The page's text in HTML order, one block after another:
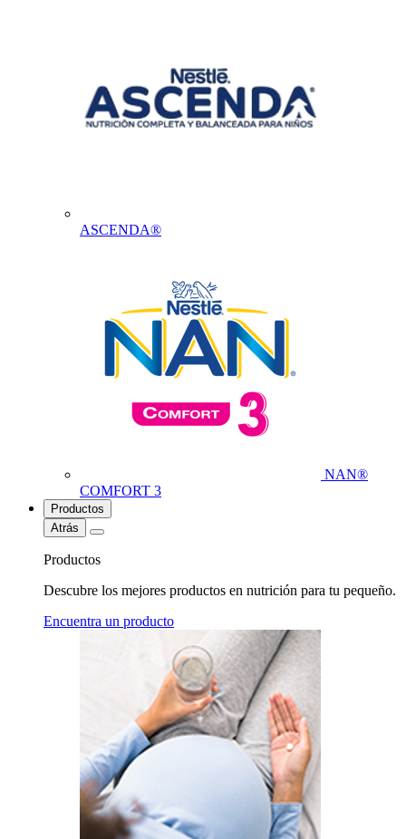
ASCENDA®
NAN®
COMFORT 3
Productos
Atrás
Productos
Descubre los mejores productos en nutrición para tu pequeño.
Encuentra un producto